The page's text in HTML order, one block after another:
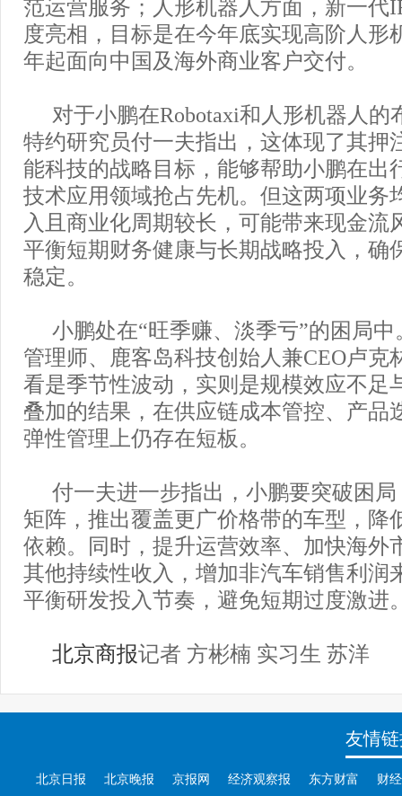
范运营服务；人形机器人方面，新一代
度亮相，目标是在今年底实现高阶人形
年起面向中国及海外商业客户交付。
对于小鹏在Robotaxi和人形机器人的
特约研究员付一夫指出，这体现了其押
能科技的战略目标，能够帮助小鹏在出
技术应用领域抢占先机。但这两项业务
入且商业化周期较长，可能带来现金流
平衡短期财务健康与长期战略投入，确
稳定。
小鹏处在“旺季赚、淡季亏”的困局
管理师、鹿客岛科技创始人兼CEO卢克
看是季节性波动，实则是规模效应不足
叠加的结果，在供应链成本管控、产品
弹性管理上仍存在短板。
付一夫进一步指出，小鹏要突破困
矩阵，推出覆盖更广价格带的车型，降
依赖。同时，提升运营效率、加快海外
其他持续性收入，增加非汽车销售利润
平衡研发投入节奏，避免短期过度激进
北京商报记者 方彬楠 实习生 苏洋
友情
北京日报 北京晚报 京报网 经济观察报 东方财富 财